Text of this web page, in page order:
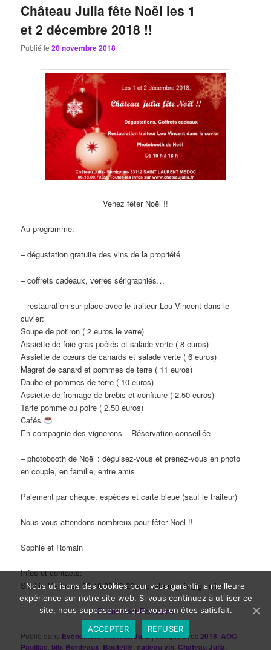
Château Julia fête Noël les 1
et 2 décembre 2018 !!
Publié le20 novembre 2018
Venez fêter Noël !!
Au programme:
– dégustation gratuite des vins de la propriété
– coffrets cadeaux, verres sérigraphiés…
– restauration sur place avec le traiteur Lou Vincent dans le
cuvier:
Soupe de potiron ( 2 euros le verre)
Assiette de foie gras poêlés et salade verte ( 8 euros)
Assiette de cœurs de canards et salade verte ( 6 euros)
Magret de canard et pommes de terre ( 11 euros)
Daube et pommes de terre ( 10 euros)
Assiette de fromage de brebis et confiture ( 2.50 euros)
Tarte pomme ou poire ( 2.50 euros)
Cafés
En compagnie des vignerons – Réservation conseillée
– photobooth de Noël : déguisez-vous et prenez-vous en photo
en couple, en famille, entre amis ‍‍‍
Paiement par chèque, espèces et carte bleue (sauf le traiteur)
Nous vous attendons nombreux pour fêter Noël !!
Sophie et Romain
Infos et contacts:
Sophie Martin au 06.18.00.79.22 et chateau.julia@gmail.com
Evénement Facebook
Publié dans Evènement Château Julia|Marqué avec 2018 AOC
Pauillac bib Bordeaux Bouteille ,cadeau vin ,Château Julia
Nous utilisons des cookies pour vous garantir la meilleure
expérience sur notre site web. Si vous continuez à utiliser ce
site, nous supposerons que vous en êtes satisfait.
ACCEPTER
REFUSER